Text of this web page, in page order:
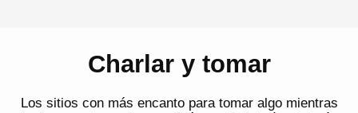
Charlar y tomar
Los sitios con más encanto para tomar algo mientras